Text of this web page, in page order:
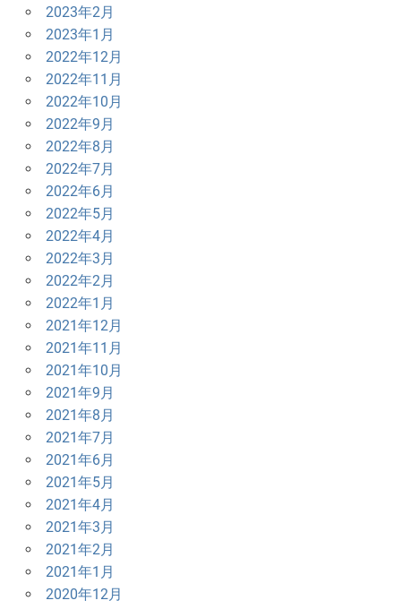
2023年2月
2023年1月
2022年12月
2022年11月
2022年10月
2022年9月
2022年8月
2022年7月
2022年6月
2022年5月
2022年4月
2022年3月
2022年2月
2022年1月
2021年12月
2021年11月
2021年10月
2021年9月
2021年8月
2021年7月
2021年6月
2021年5月
2021年4月
2021年3月
2021年2月
2021年1月
2020年12月